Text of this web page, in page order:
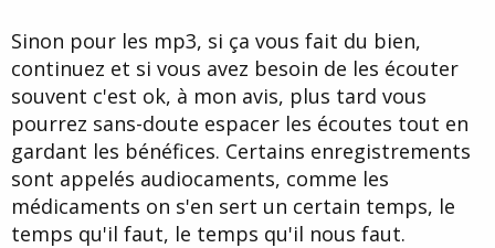
Sinon pour les mp3, si ça vous fait du bien,
continuez et si vous avez besoin de les écouter
souvent c'est ok, à mon avis, plus tard vous
pourrez sans-doute espacer les écoutes tout en
gardant les bénéfices. Certains enregistrements
sont appelés audiocaments, comme les
médicaments on s'en sert un certain temps, le
temps qu'il faut, le temps qu'il nous faut.